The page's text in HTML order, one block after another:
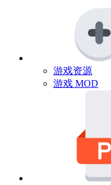
游戏资源
游戏 MOD